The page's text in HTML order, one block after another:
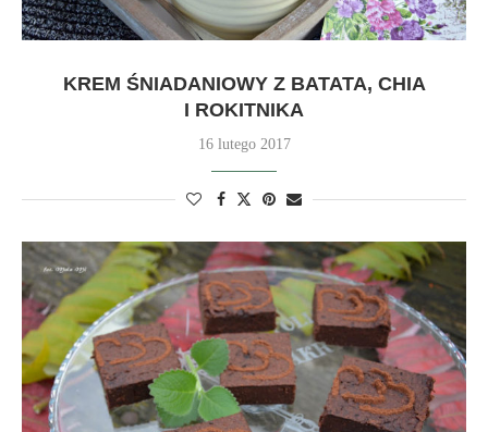
KREM ŚNIADANIOWY Z BATATA, CHIA
I ROKITNIKA
16 lutego 2017